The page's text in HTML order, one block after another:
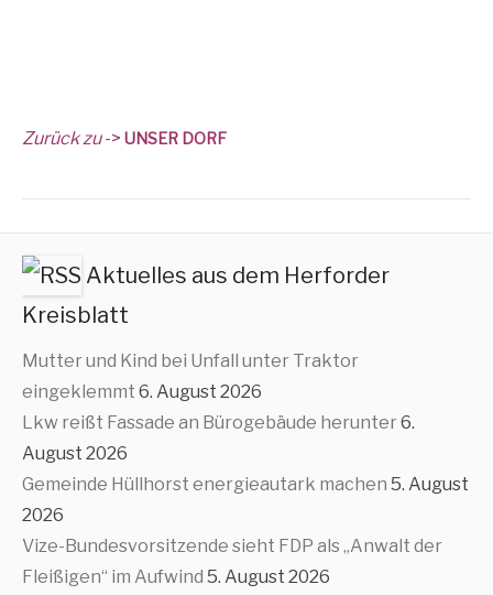
Zurück zu-> UNSER DORF
Aktuelles aus dem Herforder
Kreisblatt
Mutter und Kind bei Unfall unter Traktor
eingeklemmt 6. August 2026
Lkw reißt Fassade an Bürogebäude herunter6.
August 2026
Gemeinde Hüllhorst energieautark machen 5. August
2026
Vize-Bundesvorsitzende sieht FDP als „Anwalt der
Fleißigen“ im Aufwind 5. August 2026